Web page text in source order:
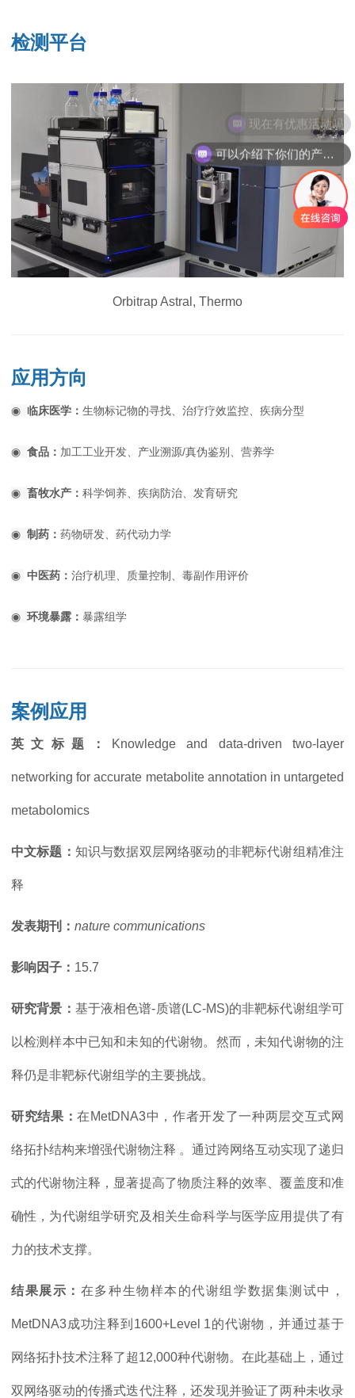
检测平台
Orbitrap Astral, Thermo
应用方向
◉ 临床医学： 生物标记物的寻找、治疗疗效监控、疾病分型
◉ 食品： 加工工业开发、 产业溯源/真伪鉴别、营养学
◉ 畜牧水产： 科学饲养、疾病防治、发育研究
◉ 制药： 药物研发、药代动力学
◉ 中医药： 治疗机理、质量控制、毒副作用评价
◉ 环境暴露： 暴露组学
案例应用
英文标题 ： Knowledge and data-driven two-layer
networking for accurate metabolite annotation in untargeted
metabolomics
中文标题 ： 知识与数据双层网络驱动的非靶标代谢组精准注
释
发表期刊： nature communications
影响因子： 15.7
研究背景： 基于液相色谱-质谱(LC-MS)的非靶标代谢组学可
以检测样本中已知和未知的代谢物。然而，未知代谢物的注
释仍是非靶标代谢组学的主要挑战。
研究结果：在MetDNA3中，作者开发了一种两层交互式网
络拓扑结构来增强代谢物注释 。通过跨网络互动实现了递归
式的代谢物注释，显著提高了物质注释的效率、覆盖度和准
确性，为代谢组学研究及相关生命科学与医学应用提供了有
力的技术支撑。
结果展示： 在多种生物样本的代谢组学数据集测试中，
MetDNA3成功注释到1600+Level 1的代谢物，并通过基于
网络拓扑技术注释了超12,000种代谢物。在此基础上，通过
双网络驱动的传播式迭代注释，还发现并验证了两种未收录
可以介绍下你们的产品么
现在有优惠活动吗